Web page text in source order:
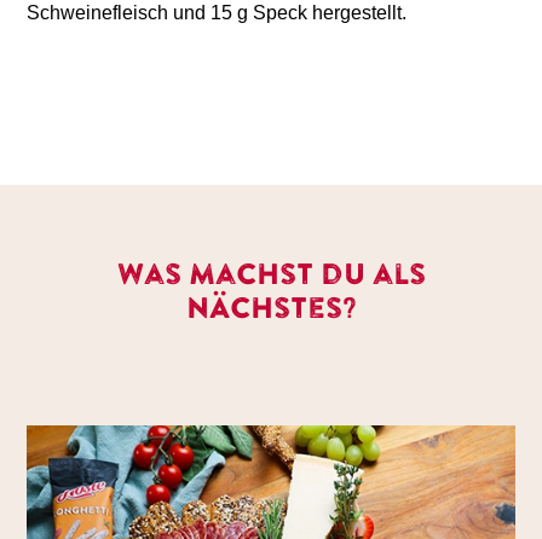
Schweinefleisch und 15 g Speck hergestellt.
Was machst du als
nächstes?